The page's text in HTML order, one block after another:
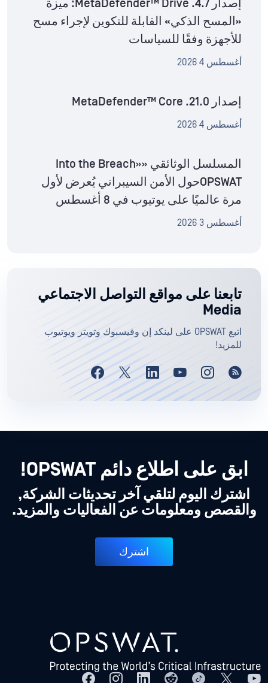
إصدار MetaDefender™ Drive .4.7: ميزة
«المسح الذكي» القابلة للتكوين لإجراء مسح
للأجهزة وفقًا للسياسات
أغسطس 4 2026
إصدار MetaDefender™ Core .21.0
أغسطس 4 2026
المسلسل الوثائقي «Into the Breach»
OPSWATحول الأمن السيبراني يُعرض لأول
مرة عالميًا على يوتيوب في 8 أغسطس
أغسطس 3 2026
تابعنا على مواقع التواصل الاجتماعي
Media
اتبع OPSWAT على لينكد إن وفيسبوك وتويتر ويوتيوب
للمزيد!
ابق على اطلاع دائم OPSWAT!
اشترك اليوم لتلقي آخر تحديثات الشركة,
والقصص ومعلومات عن الفعاليات والمزيد.
اشترك